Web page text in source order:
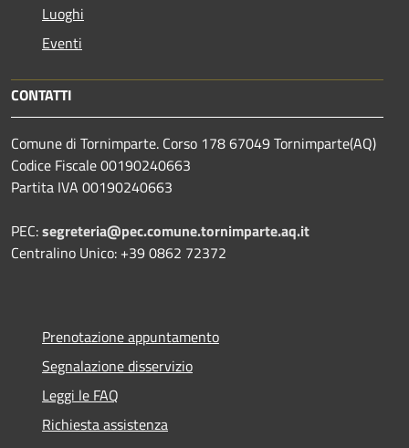
Luoghi
Eventi
CONTATTI
Comune di Tornimparte. Corso 178 67049 Tornimparte(AQ)
Codice Fiscale 00190240663
Partita IVA 00190240663
PEC:segreteria@pec.comune.tornimparte.aq.it
Centralino Unico: +39 0862 72372
Prenotazione appuntamento
Segnalazione disservizio
Leggi le FAQ
Richiesta assistenza